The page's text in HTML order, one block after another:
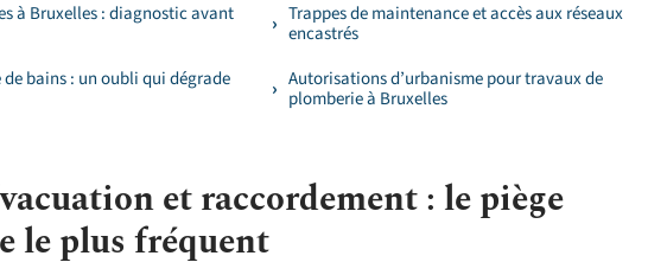
à Bruxelles : diagnostic avant
bains : un oubli qui dégrade
Trappes de maintenance et accès aux réseaux
encastrés
Autorisations d’urbanisme pour travaux de
plomberie à Bruxelles
et raccordement : le piège
le plus fréquent